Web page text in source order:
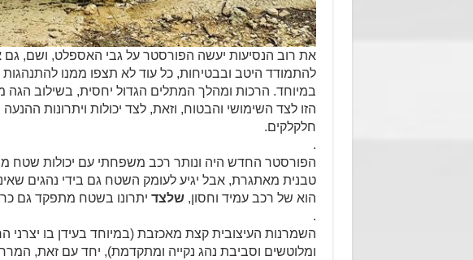
את רוב הנסיעות יעשה הפורסטר על גבי האספלט, ושם, גם
להתמודד היטב ובבטיחות, כל עוד לא תצפו ממנו
במיוחד. הרכות ומהלך המתלים הגדול יחסית, בשילוב הגה
הזו לצד השימושי והבטוח, וזאת, לצד יכולות ויתרונות
חלקלקים.
.
הפורסטר החדש היה ונותר רכב משפחתי עם יכולות שטח
טבנית מאתגרת, אבל יגיע לעומק השטח גם בידי נהגים
הוא של רכב עמיד וחסון,שלצד יתרונו בשטח מתפקד גם
.
השמרנות העיצובית קצת מאכזבת (במיוחד בעידן בו יצרני
ומלוטשים וסביבת נהג נקייה ומתקדמת), יחד עם זאת,